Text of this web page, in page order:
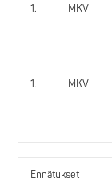
1. MKV
1. MKV
Ennätykset